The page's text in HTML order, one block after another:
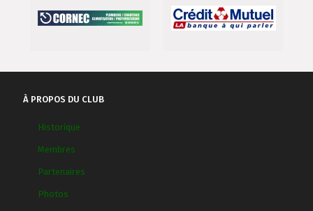
À PROPOS DU CLUB
Historique
Membres
Partenaires
Photos